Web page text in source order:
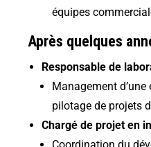
équipes
Après quelques
Responsable de
Management
pilotage de projets
Chargé de projet en